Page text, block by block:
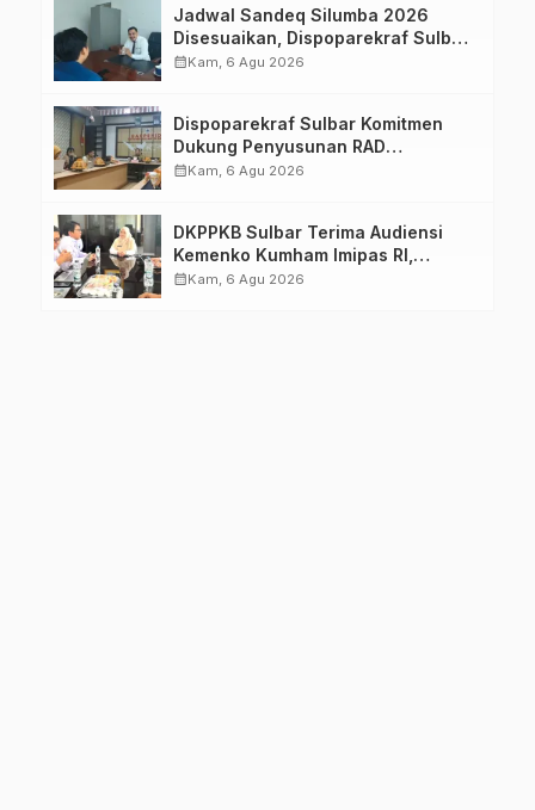
Jadwal Sandeq Silumba 2026
Disesuaikan, Dispoparekraf Sulbar
Pastikan Persiapan Tetap
calendar_monthKam, 6 Agu 2026
Dispoparekraf Sulbar Komitmen
Dukung Penyusunan RAD
TPB/SDGs Sulawesi Barat
calendar_monthKam, 6 Agu 2026
DKPPKB Sulbar Terima Audiensi
Kemenko Kumham Imipas RI,
Perkuat Pelayanan Kesehatan bagi
calendar_monthKam, 6 Agu 2026